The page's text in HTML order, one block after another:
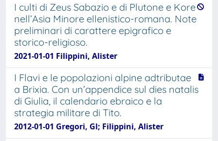
I culti di Zeus Sabazio e di Plutone e Kore
nell’Asia Minore ellenistico-romana. Note
preliminari di carattere epigrafico e
storico-religioso.
2021-01-01 Filippini, Alister
I Flavi e le popolazioni alpine adtributae
a Brixia. Con un’appendice sul dies natalis
di Giulia, il calendario ebraico e la
strategia militare di Tito.
2012-01-01 Gregori, Gl; Filippini, Alister